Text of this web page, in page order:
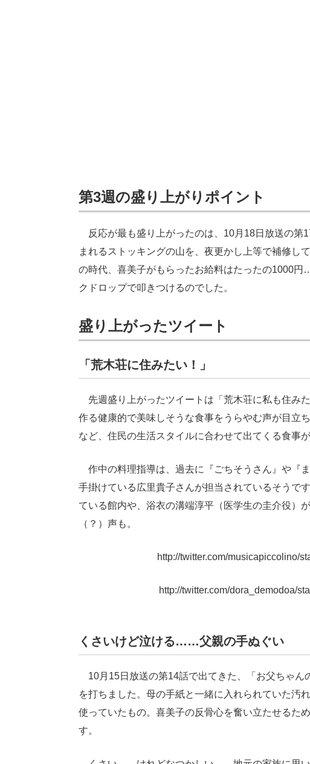
第3週の盛り上がりポイント
反応が最も盛り上がったのは、10月18日放送の第
まれるストッキングの山を、夜更かし上等で補修し
の時代、喜美子がもらったお給料はたったの1000
クドロップで叩きつけるのでした。
盛り上がったツイート
「荒木荘に住みたい！」
先週盛り上がったツイートは「荒木荘に私も住み
作る健康的で美味しそうな食事をうらやむ声が目立
など、住民の生活スタイルに合わせて出てくる食事
作中の料理指導は、過去に『ごちそうさん』や『
手掛けている広里貴子さんが担当されているそうで
ている館内や、浴衣の溝端淳平（医学生の圭介役）
（？）声も。
http://twitter.com/musicapiccolino/
http://twitter.com/dora_demodoa/
くさいけど泣ける……父親の手ぬぐい
10月15日放送の第14話で出てきた、「お父ちゃん
を打ちました。母の手紙と一緒に入れられていた汚
使っていたもの。喜美子の反骨心を奮い立たせるた
す。